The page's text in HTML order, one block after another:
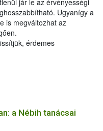
jár le az érvényességi
Ugyanígy a
is megváltozhat az
érdemes
a Nébih tanácsai